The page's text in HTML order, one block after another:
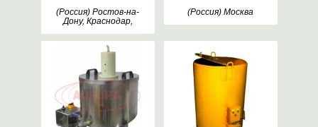
(Россия) Ростов-на-
Дону, Краснодар,
Марьянская
(Россия) Москва